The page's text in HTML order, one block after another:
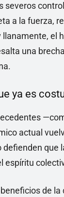
severos
a la fuerza,
llanamente, el
una
ya es
actual
defienden que
espíritu
de